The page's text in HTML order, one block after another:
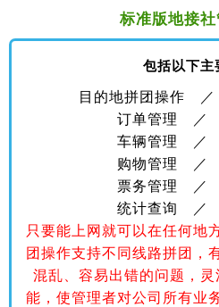
标准版地接
包括以下主
目的地拼团操作
订单管理 ／
车辆管理 ／
购物管理 ／
票务管理 ／
统计查询 ／
只要能上网就可以在任何地
团操作支持不同线路拼团，
混乱、容易出错的问题，
能，使管理者对公司所有业